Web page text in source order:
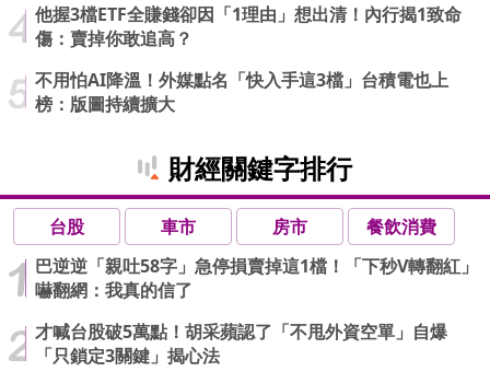
他握3檔ETF全賺錢卻因「1理由」想出清！內行揭1致命
傷：賣掉你敢追高？
不用怕AI降溫！外媒點名「快入手這3檔」台積電也上
榜：版圖持續擴大
財經關鍵字排行
台股 車市 房市
餐飲消費
巴逆逆「親吐58字」急停損賣掉這1檔！「下秒V轉翻紅」
嚇翻網：我真的信了
才喊台股破5萬點！胡采蘋認了「不甩外資空單」自爆
「只鎖定3關鍵」揭心法